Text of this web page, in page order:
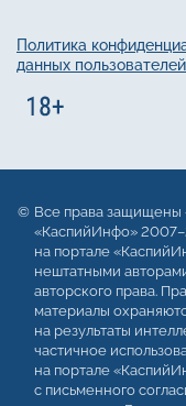
Политика
данных пользователей
Все права
«КаспийИнфо»
на портале
нештатными
авторского права.
материалы
на результаты
частичное
на портале
с письменного